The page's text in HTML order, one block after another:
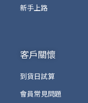
新手上路
客戶關懷
到貨日試算
會員常見問題